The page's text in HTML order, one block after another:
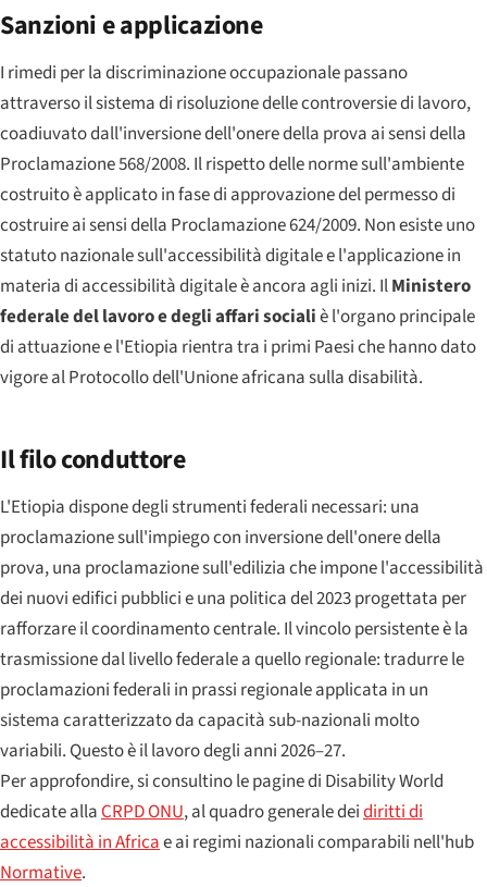
Sanzioni e applicazione
I rimedi per la discriminazione occupazionale passano
attraverso il sistema di risoluzione delle controversie di lavoro,
coadiuvato dall'inversione dell'onere della prova ai sensi della
Proclamazione 568/2008. Il rispetto delle norme sull'ambiente
costruito è applicato in fase di approvazione del permesso di
costruire ai sensi della Proclamazione 624/2009. Non esiste uno
statuto nazionale sull'accessibilità digitale e l'applicazione in
materia di accessibilità digitale è ancora agli inizi. IlMinistero
federale del lavoro e degli affari socialiè l'organo principale
di attuazione e l'Etiopia rientra tra i primi Paesi che hanno dato
vigore al Protocollo dell'Unione africana sulla disabilità.
Il filo conduttore
L'Etiopia dispone degli strumenti federali necessari: una
proclamazione sull'impiego con inversione dell'onere della
prova, una proclamazione sull'edilizia che impone l'accessibilità
dei nuovi edifici pubblici e una politica del 2023 progettata per
rafforzare il coordinamento centrale. Il vincolo persistente è la
trasmissione dal livello federale a quello regionale: tradurre le
proclamazioni federali in prassi regionale applicata in un
sistema caratterizzato da capacità sub-nazionali molto
variabili. Questo è il lavoro degli anni 2026–27.
Per approfondire, si consultino le pagine di Disability World
dedicate alla CRPD ONU, al quadro generale deidiritti di
accessibilità in Africae ai regimi nazionali comparabili nell'hub
Normative.